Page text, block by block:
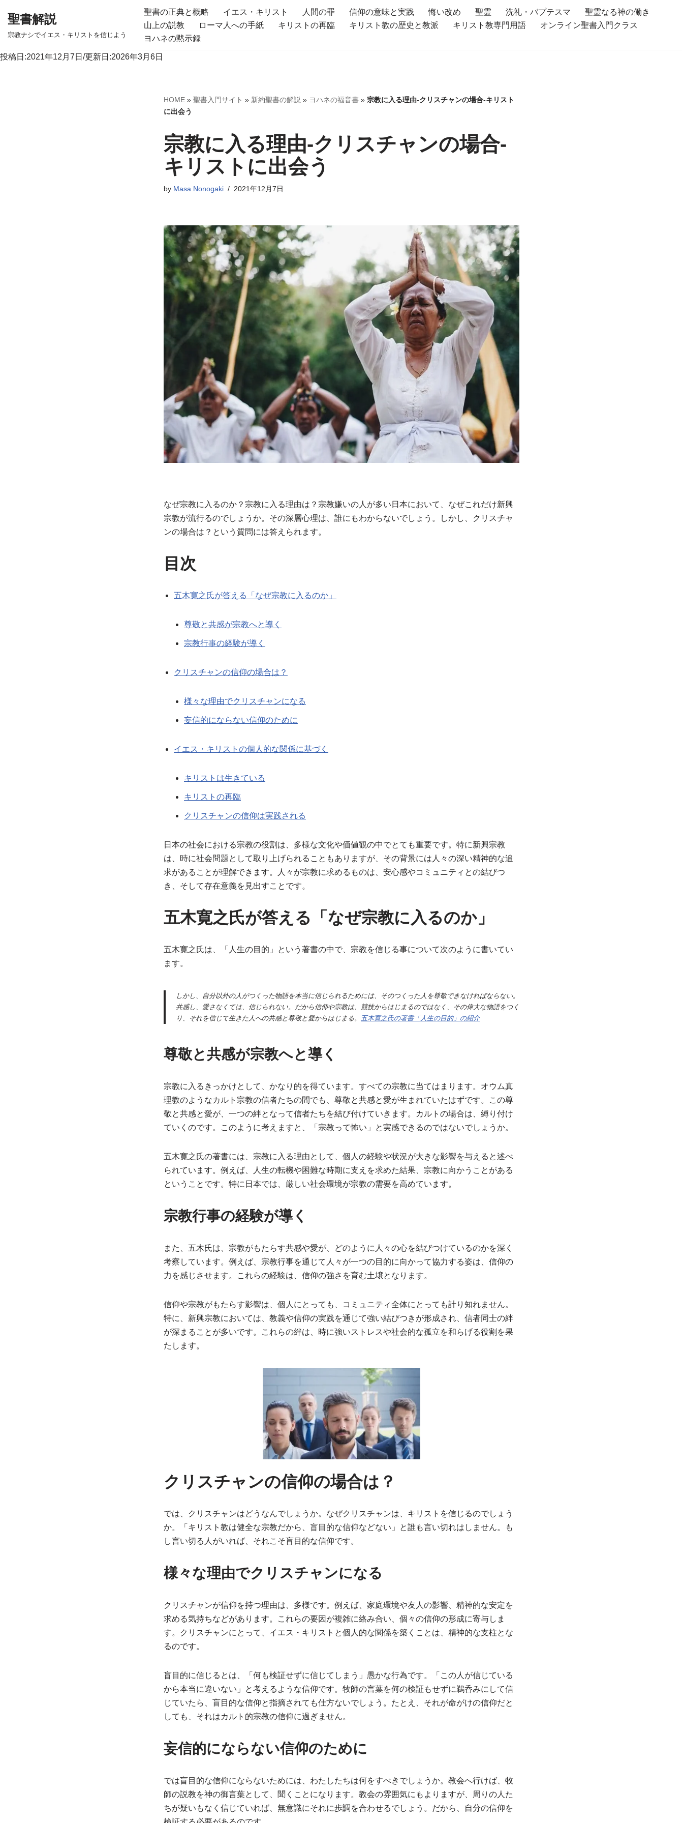
テ
聖書解説
宗教ナシでイエス・キリストを信じよう
聖書の正典と概略 イエス・キリスト 人間の罪 信仰の意味と実践 悔い改め 聖霊 洗礼・バプテスマ
聖霊なる神の働き
山上の説教
ローマ人への手紙 キリストの再臨 キリスト教の歴史と教派 キリスト教専門用語
オンライン聖書入門クラス
ヨハネの黙示録
投稿日:2021年12月7日/更新日:2026年3月6日
HOME » 聖書入門サイト » 新約聖書の解説 » ヨハネの福音書 » 宗教に入る理由-クリスチャンの場合-キリスト
に出会う
宗教に入る理由-クリスチャンの場合-
キリストに出会う
by Masa Nonogaki 2021年12月7日
なぜ宗教に入るのか？宗教に入る理由は？宗教嫌いの人が多い日本において、なぜこれだけ新興
宗教が流行るのでしょうか。その深層心理は、誰にもわからないでしょう。しかし、クリスチャ
ンの場合は？という質問には答えられます。
目次
五木寛之氏が答える「なぜ宗教に入るのか」
尊敬と共感が宗教へと導く
宗教行事の経験が導く
クリスチャンの信仰の場合は？
様々な理由でクリスチャンになる
妄信的にならない信仰のために
イエス・キリストの個人的な関係に基づく
キリストは生きている
キリストの再臨
クリスチャンの信仰は実践される
日本の社会における宗教の役割は、多様な文化や価値観の中でとても重要です。特に新興宗教
は、時に社会問題として取り上げられることもありますが、その背景には人々の深い精神的な追
求があることが理解できます。人々が宗教に求めるものは、安心感やコミュニティとの結びつ
き、そして存在意義を見出すことです。
五木寛之氏が答える「なぜ宗教に入るのか」
五木寛之氏は、「人生の目的」という著書の中で、宗教を信じる事について次のように書いてい
ます。
しかし、自分以外の人がつくった物語を本当に信じられるためには、そのつくった人を尊敬できなければならない。
共感し、愛さなくては、信じられない。だから信仰や宗教は、競技からはじまるのではなく、その偉大な物語をつく
り、それを信じて生きた人への共感と尊敬と愛からはじまる。
五木寛之氏の著書「人生の目的」の紹介
尊敬と共感が宗教へと導く
宗教に入るきっかけとして、かなり的を得ています。すべての宗教に当てはまります。オウム真
理教のようなカルト宗教の信者たちの間でも、尊敬と共感と愛が生まれていたはずです。この尊
敬と共感と愛が、一つの絆となって信者たちを結び付けていきます。カルトの場合は、縛り付け
ていくのです。このように考えますと、「宗教って怖い」と実感できるのではないでしょうか。
五木寛之氏の著書には、宗教に入る理由として、個人の経験や状況が大きな影響を与えると述べ
られています。例えば、人生の転機や困難な時期に支えを求めた結果、宗教に向かうことがある
ということです。特に日本では、厳しい社会環境が宗教の需要を高めています。
宗教行事の経験が導く
また、五木氏は、宗教がもたらす共感や愛が、どのように人々の心を結びつけているのかを深く
考察しています。例えば、宗教行事を通じて人々が一つの目的に向かって協力する姿は、信仰の
力を感じさせます。これらの経験は、信仰の強さを育む土壌となります。
信仰や宗教がもたらす影響は、個人にとっても、コミュニティ全体にとっても計り知れません。
特に、新興宗教においては、教義や信仰の実践を通じて強い結びつきが形成され、信者同士の絆
が深まることが多いです。これらの絆は、時に強いストレスや社会的な孤立を和らげる役割を果
たします。
クリスチャンの信仰の場合は？
では、クリスチャンはどうなんでしょうか。なぜクリスチャンは、キリストを信じるのでしょう
か。「キリスト教は健全な宗教だから、盲目的な信仰などない」と誰も言い切れはしません。も
し言い切る人がいれば、それこそ盲目的な信仰です。
様々な理由でクリスチャンになる
クリスチャンが信仰を持つ理由は、多様です。例えば、家庭環境や友人の影響、精神的な安定を
求める気持ちなどがあります。これらの要因が複雑に絡み合い、個々の信仰の形成に寄与しま
す。クリスチャンにとって、イエス・キリストと個人的な関係を築くことは、精神的な支柱とな
るのです。
盲目的に信じるとは、「何も検証せずに信じてしまう」愚かな行為です。「この人が信じている
から本当に違いない」と考えるような信仰です。牧師の言葉を何の検証もせずに鵜呑みにして信
じていたら、盲目的な信仰と指摘されても仕方ないでしょう。たとえ、それが命がけの信仰だと
しても、それはカルト的宗教の信仰に過ぎません。
妄信的にならない信仰のために
では盲目的な信仰にならないためには、わたしたちは何をすべきでしょうか。教会へ行けば、牧
師の説教を神の御言葉として、聞くことになります。教会の雰囲気にもよりますが、周りの人た
ちが疑いもなく信じていれば、無意識にそれに歩調を合わせるでしょう。だから、自分の信仰を